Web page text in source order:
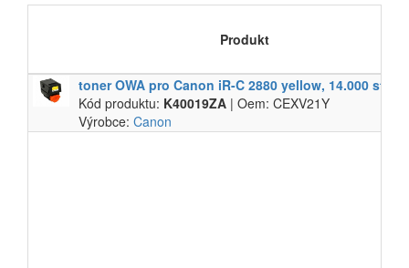
Produkt
toner OWA pro Canon iR-​C 2880 yellow,​ 14.​000 str.​,​
Kód produktu: K40019ZA | Oem: CEXV21Y
Výrobce: Canon